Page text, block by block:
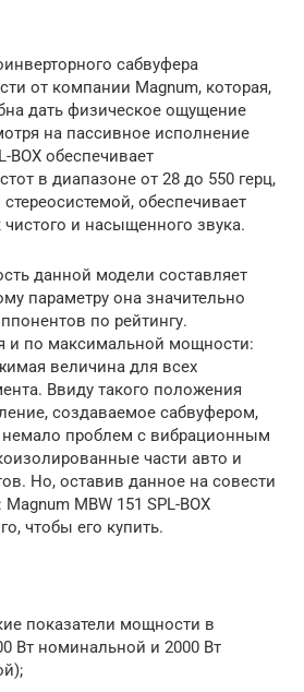
сабвуфера
от компании Magnum, которая,
дать физическое ощущение
на пассивное исполнение
BOX обеспечивает
в диапазоне от 28 до 550 герц,
обеспечивает
и насыщенного звука.
данной модели составляет
параметру она значительно
по рейтингу.
и по максимальной мощности:
величина для всех
Ввиду такого положения
создаваемое сабвуфером,
немало проблем с вибрационным
части авто и
Но, оставив данное на совести
MBW 151 SPL-BOX
чтобы его купить.
показатели мощности в
Вт номинальной и 2000 Вт